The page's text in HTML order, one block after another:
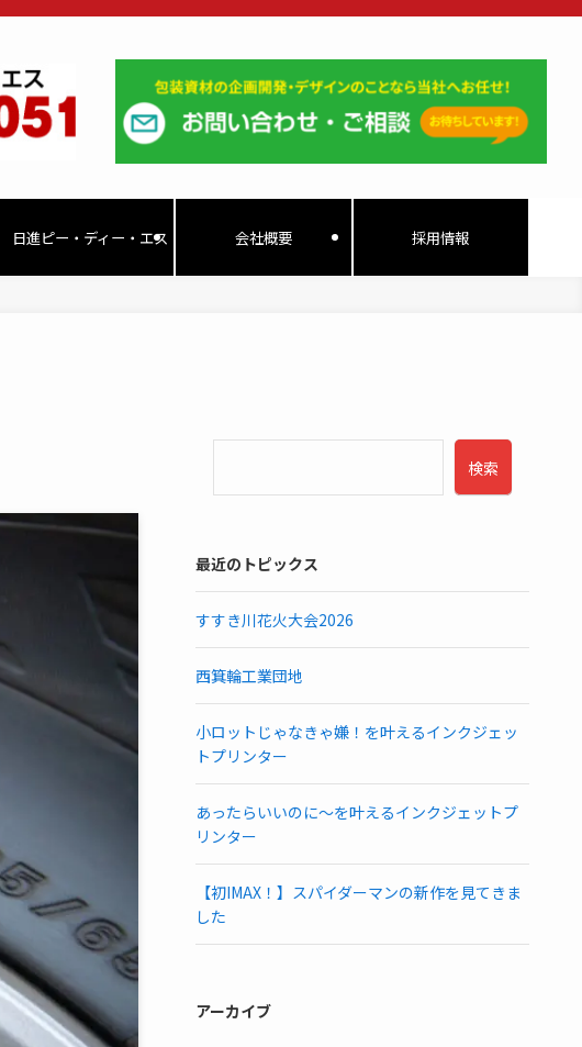
日進ピー・ディー・エス 会社概要 採用情報
検索
最近のトピックス
すすき川花火大会2026
西箕輪工業団地
小ロットじゃなきゃ嫌！を叶えるインクジェッ
トプリンター
あったらいいのに～を叶えるインクジェットプ
リンター
【初IMAX！】スパイダーマンの新作を見てきま
した
アーカイブ